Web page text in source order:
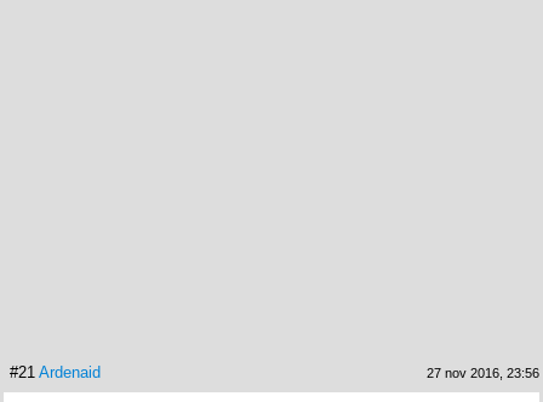
#21 Ardenaid 27 nov 2016, 23:56